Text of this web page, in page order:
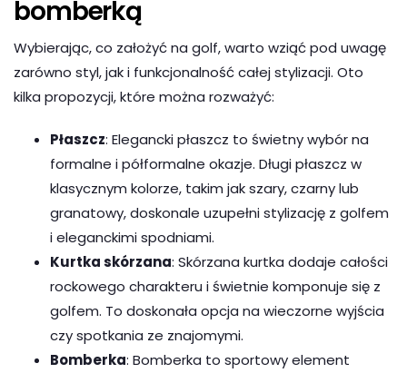
bomberką
Wybierając, co założyć na golf, warto wziąć pod uwagę
zarówno styl, jak i funkcjonalność całej stylizacji. Oto
kilka propozycji, które można rozważyć:
Płaszcz: Elegancki płaszcz to świetny wybór na
formalne i półformalne okazje. Długi płaszcz w
klasycznym kolorze, takim jak szary, czarny lub
granatowy, doskonale uzupełni stylizację z golfem
i eleganckimi spodniami.
Kurtka skórzana: Skórzana kurtka dodaje całości
rockowego charakteru i świetnie komponuje się z
golfem. To doskonała opcja na wieczorne wyjścia
czy spotkania ze znajomymi.
Bomberka: Bomberka to sportowy element